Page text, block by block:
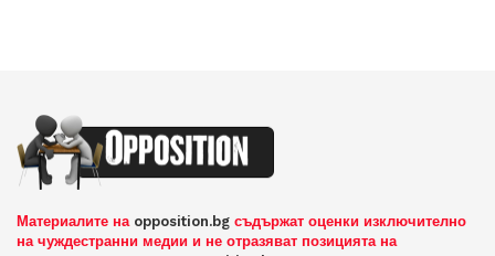
Материалите на opposition.bg съдържат оценки изключително
на чуждестранни медии и не отразяват позицията на